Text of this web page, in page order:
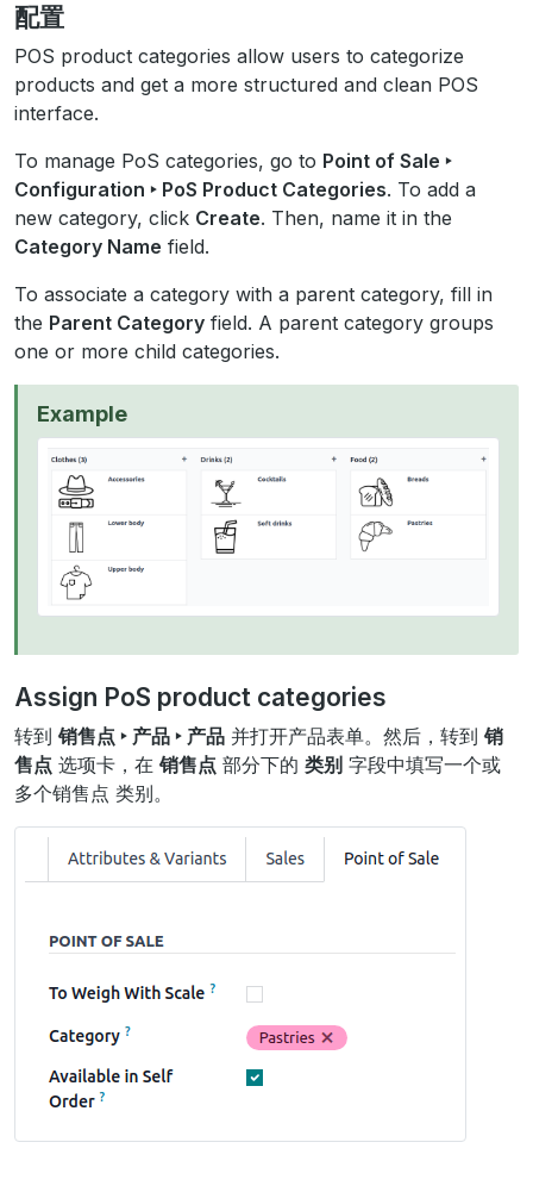
配置
POS product categories allow users to categorize
products and get a more structured and clean POS
interface.
To manage PoS categories, go to Point of Sale ‣
Configuration ‣ PoS Product Categories. To add a
new category, click Create. Then, name it in the
Category Name field.
To associate a category with a parent category, fill in
the Parent Category field. A parent category groups
one or more child categories.
Example
Assign PoS product categories
转到 销售点 ‣ 产品 ‣ 产品 并打开产品表单。然后，转到 销
售点 选项卡，在 销售点 部分下的 类别 字段中填写一个或
多个销售点 类别。